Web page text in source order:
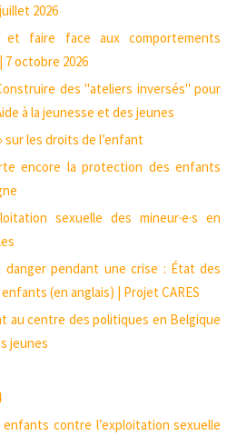
2026
et faire face aux comportements
octobre 2026
des "ateliers inversés" pour
à la jeunesse et des jeunes
sur les droits de l’enfant
encore la protection des enfants
sexuelle des mineur·e·s en
pendant une crise : État des
(en anglais) | Projet CARES
au centre des politiques en Belgique
jeunes
contre l’exploitation sexuelle